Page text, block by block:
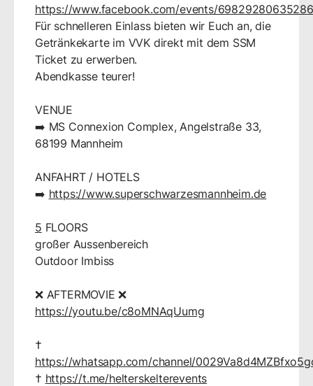
https://www.facebook.com/events/
Für schnelleren Einlass bieten wir Euch an, die
Getränkekarte im VVK direkt mit dem SSM
Ticket zu erwerben.
Abendkasse teurer!
VENUE
➡️ MS Connexion Complex, Angelstraße 33,
68199 Mannheim
ANFAHRT / HOTELS
➡️ https://www.superschwarzesmannheim.de
5 FLOORS
großer Aussenbereich
Outdoor Imbiss
❌ AFTERMOVIE ❌
https://youtu.be/c8oMNAqUumg
†
https://whatsapp.com/channel/
† https://t.me/helterskelterevents